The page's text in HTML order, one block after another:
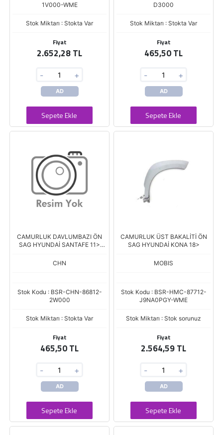
1V000-WME
Stok Miktarı : Stokta Var
Fiyat
2.652,28 TL
- +
AD
Sepete Ekle
D3000
Stok Miktarı : Stokta Var
Fiyat
465,50 TL
- +
AD
Sepete Ekle
CAMURLUK DAVLUMBAZI ÖN
SAG HYUNDAİ SANTAFE 11>
CHN
Stok Kodu : BSR-CHN-86812-
2W000
Stok Miktarı : Stokta Var
Fiyat
465,50 TL
- +
AD
Sepete Ekle
CAMURLUK ÜST BAKALİTİ ÖN
SAG HYUNDAİ KONA 18>
MOBIS
Stok Kodu : BSR-HMC-87712-
J9NA0PGY-WME
Stok Miktarı : Stok sorunuz
Fiyat
2.564,59 TL
- +
AD
Sepete Ekle